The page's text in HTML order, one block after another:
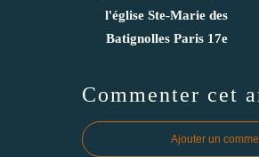
l'église Ste-Marie des
Batignolles Paris 17e
Commenter cet
Ajouter un